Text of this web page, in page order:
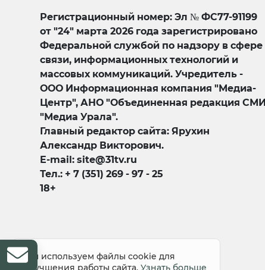
Регистрационный номер: Эл № ФС77-91199
от "24" марта 2026 года зарегистрировано
Федеральной службой по надзору в сфере
связи, информационных технологий и
массовых коммуникаций. Учредитель -
ООО Информационная компания "Медиа-
Центр", АНО "Объединенная редакция СМИ
"Медиа Урала".
Главный редактор сайта: Ярухин
Александр Викторович.
E-mail: site@31tv.ru
Тел.: + 7 (351) 269 - 97 - 25
18+
© 2008-2026 Все права защищены
Мы используем файлы cookie для
улучшения работы сайта. Узнать больше